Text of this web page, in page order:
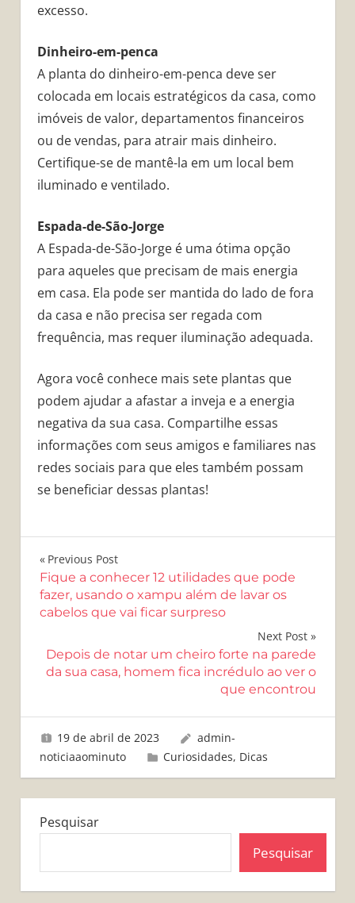
excesso.
Dinheiro-em-penca
A planta do dinheiro-em-penca deve ser
colocada em locais estratégicos da casa, como
imóveis de valor, departamentos financeiros
ou de vendas, para atrair mais dinheiro.
Certifique-se de mantê-la em um local bem
iluminado e ventilado.
Espada-de-São-Jorge
A Espada-de-São-Jorge é uma ótima opção
para aqueles que precisam de mais energia
em casa. Ela pode ser mantida do lado de fora
da casa e não precisa ser regada com
frequência, mas requer iluminação adequada.
Agora você conhece mais sete plantas que
podem ajudar a afastar a inveja e a energia
negativa da sua casa. Compartilhe essas
informações com seus amigos e familiares nas
redes sociais para que eles também possam
se beneficiar dessas plantas!
Navegação
de
Post
Previous Post
Fique a conhecer 12 utilidades que pode
fazer, usando o xampu além de lavar os
cabelos que vai ficar surpreso
Next Post
Depois de notar um cheiro forte na parede
da sua casa, homem fica incrédulo ao ver o
que encontrou
19 de abril de 2023
admin-
noticiaaominuto
Curiosidades, Dicas
Pesquisar
Pesquisar